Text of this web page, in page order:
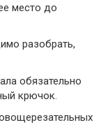
место до
разобрать,
обязательно
крючок.